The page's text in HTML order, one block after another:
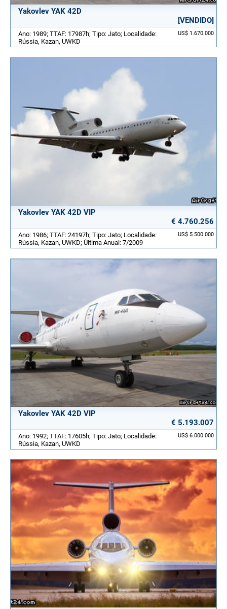
Yakovlev YAK 42D
[VENDIDO]
US$ 1.670.000
Ano: 1989; TTAF: 17987h; Tipo: Jato; Localidade:
Rússia, Kazan, UWKD
Yakovlev YAK 42D VIP
€ 4.760.256
US$ 5.500.000
Ano: 1986; TTAF: 24197h; Tipo: Jato; Localidade:
Rússia, Kazan, UWKD; Última Anual: 7/2009
Yakovlev YAK 42D VIP
€ 5.193.007
US$ 6.000.000
Ano: 1992; TTAF: 17605h; Tipo: Jato; Localidade:
Rússia, Kazan, UWKD